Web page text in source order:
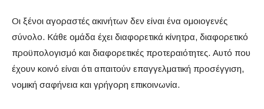
Οι ξένοι αγοραστές ακινήτων δεν είναι ένα ομοιογενές
σύνολο. Κάθε ομάδα έχει διαφορετικά κίνητρα, διαφορετικό
προϋπολογισμό και διαφορετικές προτεραιότητες. Αυτό που
έχουν κοινό είναι ότι απαιτούν επαγγελματική προσέγγιση,
νομική σαφήνεια και γρήγορη επικοινωνία.